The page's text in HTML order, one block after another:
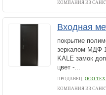
КОМПАНИЯ ИЗ
Входная
покрытие
зеркалом МДФ
KALE замок
цвет -...
ПРОДАВЕЦ: ООО
КОМПАНИЯ ИЗ